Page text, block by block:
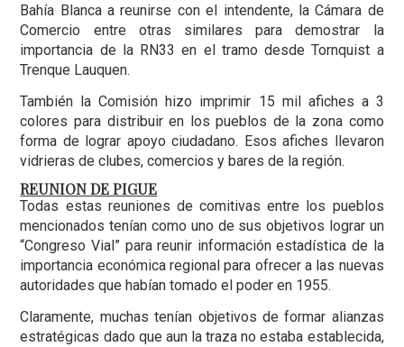
Bahía Blanca a reunirse con el intendente, la Cámara de
Comercio entre otras similares para demostrar la
importancia de la RN33 en el tramo desde Tornquist a
Trenque Lauquen.
También la Comisión hizo imprimir 15 mil afiches a 3
colores para distribuir en los pueblos de la zona como
forma de lograr apoyo ciudadano. Esos afiches llevaron
vidrieras de clubes, comercios y bares de la región.
REUNION DE PIGUE
Todas estas reuniones de comitivas entre los pueblos
mencionados tenían como uno de sus objetivos lograr un
“Congreso Vial” para reunir información estadística de la
importancia económica regional para ofrecer a las nuevas
autoridades que habían tomado el poder en 1955.
Claramente, muchas tenían objetivos de formar alianzas
estratégicas dado que aun la traza no estaba establecida,